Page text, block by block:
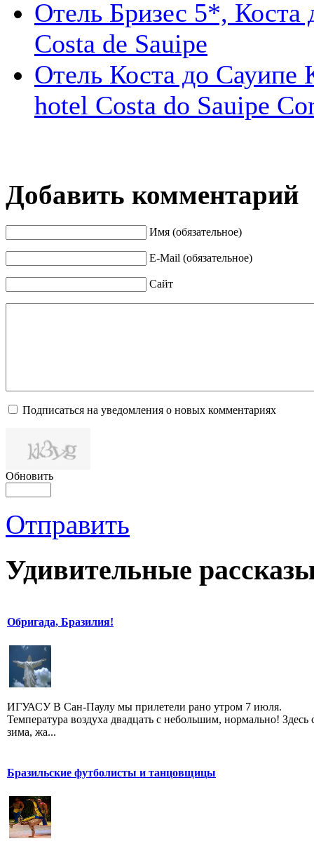
Отель Бризес 5*, Коста
Costa de Sauipe
Отель Коста до
hotel Costa do Sauipe
Добавить комментарий
Имя (обязательное)
E-Mail (обязательное)
Сайт
Подписаться на уведомления о новых комментариях
Обновить
Отправить
Удивительные
Обригада, Бразилия!
ИГУАСУ В Сан-Паулу мы прилетели рано утром 7 июля.
Температура воздуха двадцать с небольшим, нормально! Здесь
зима, жа...
Бразильские футболисты и танцовщицы